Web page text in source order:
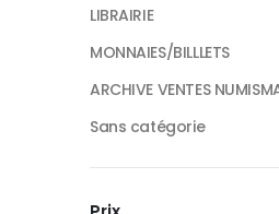
LIBRAIRIE
MONNAIES/BILLLETS
ARCHIVE VENTES
Sans catégorie